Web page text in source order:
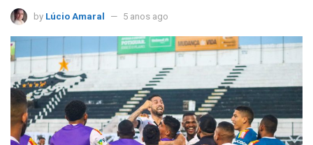
by Lúcio Amaral 5 anos ago